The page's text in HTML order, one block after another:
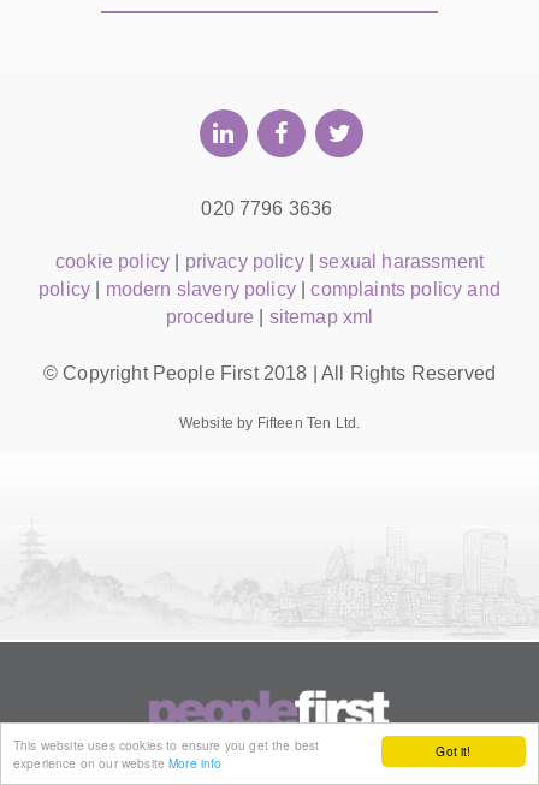
Got it!
This website uses cookies to ensure you get the best
experience on our websiteMore info
020 7796 3636
cookie policy privacy policy|sexual harassment
policy
modern slavery policy|complaints policy and
procedure
sitemap xml
© Copyright People First 2018 | All Rights Reserved
Website by Fifteen Ten Ltd.